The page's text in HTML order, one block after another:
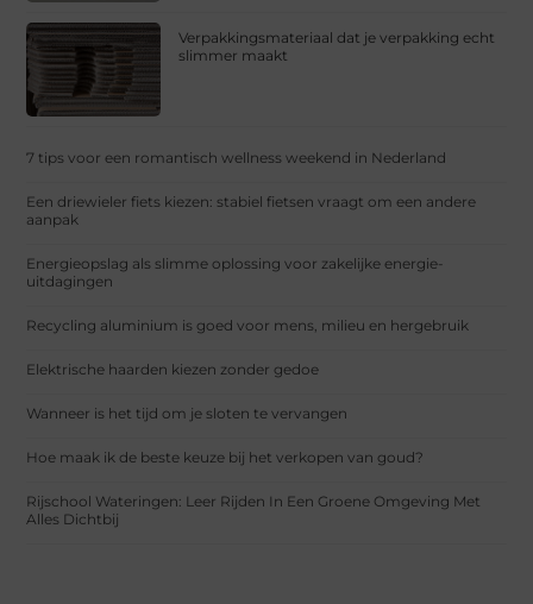
Verpakkingsmateriaal dat je verpakking echt
slimmer maakt
7 tips voor een romantisch wellness weekend in Nederland
Een driewieler fiets kiezen: stabiel fietsen vraagt om een andere
aanpak
Energieopslag als slimme oplossing voor zakelijke energie-
uitdagingen
Recycling aluminium is goed voor mens, milieu en hergebruik
Elektrische haarden kiezen zonder gedoe
Wanneer is het tijd om je sloten te vervangen
Hoe maak ik de beste keuze bij het verkopen van goud?
Rijschool Wateringen: Leer Rijden In Een Groene Omgeving Met
Alles Dichtbij